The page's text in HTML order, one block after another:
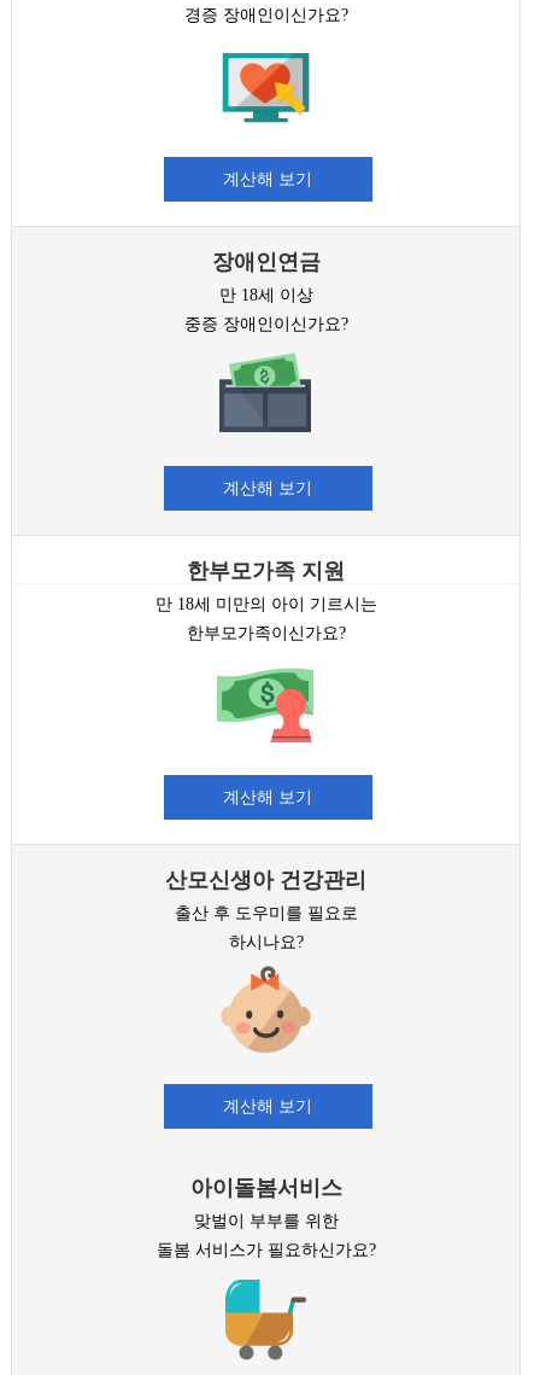
경증 장애인이신가요?
계산해 보기
장애인연금
만 18세 이상
중증 장애인이신가요?
계산해 보기
한부모가족 지원
만 18세 미만의 아이 기르시는
한부모가족이신가요?
계산해 보기
산모신생아 건강관리
출산 후 도우미를 필요로
하시나요?
계산해 보기
아이돌봄서비스
맞벌이 부부를 위한
돌봄 서비스가 필요하신가요?